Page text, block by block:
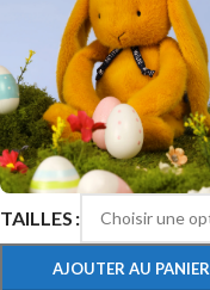
TAILLES
AJOUTER AU PANIER